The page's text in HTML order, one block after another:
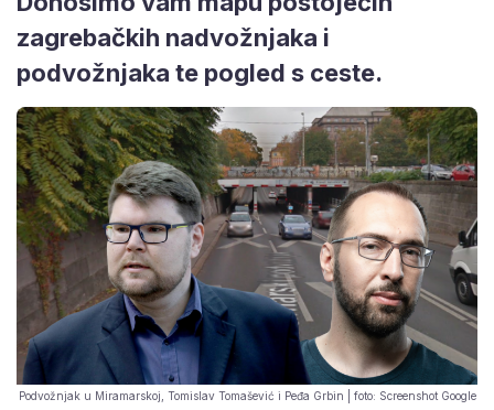
zagrebačkih nadvožnjaka i
podvožnjaka te pogled s ceste.
Podvožnjak u Miramarskoj, Tomislav Tomašević i Peđa Grbin | foto: Screenshot Google